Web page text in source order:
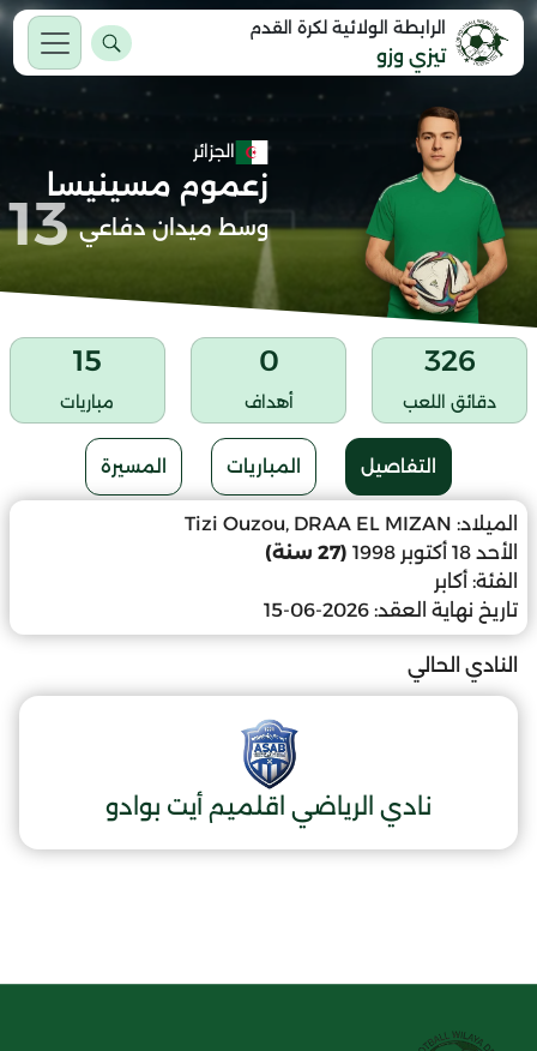
الرابطة الولائية لكرة القدم
تيزي وزو
الجزائر
زعموم مسينيسا
وسط ميدان دفاعي 13
326
دقائق اللعب
0
أهداف
15
مباريات
التفاصيل المباريات المسيرة
الميلاد: Tizi Ouzou, DRAA EL MIZAN
الأحد 18 أكتوبر 1998
(27 سنة)
الفئة: أكابر
تاريخ نهاية العقد: 2026-06-15
النادي الحالي
نادي الرياضي اقلميم أيت بوادو